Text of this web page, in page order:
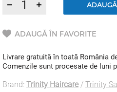
ADAUGĂ ÎN FAVORITE
Livrare gratuită în toată România
Comenzile sunt procesate de luni
Brand: Trinity Haircare/ Trinity